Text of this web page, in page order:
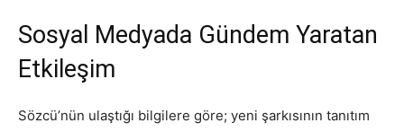
Sosyal Medyada Gündem Yaratan
Etkileşim
Sözcü’nün ulaştığı bilgilere göre; yeni şarkısının tanıtım